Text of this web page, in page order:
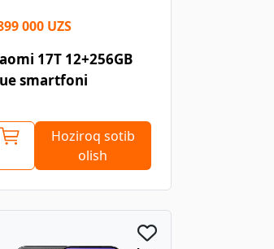
000 UZS
17T 12+256GB
smartfoni
Hoziroq sotib
olish